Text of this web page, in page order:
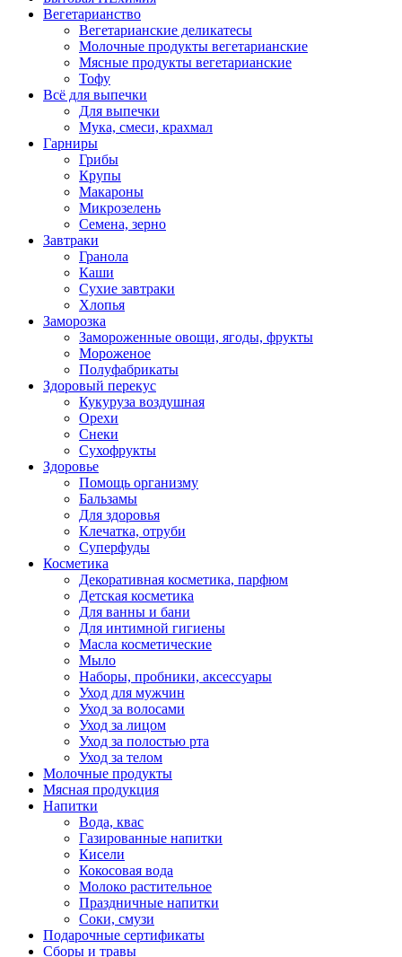
Вегетарианство
Вегетарианские деликатесы
Молочные продукты вегетарианские
Мясные продукты вегетарианские
Тофу
Всё для выпечки
Для выпечки
Мука, смеси, крахмал
Гарниры
Грибы
Крупы
Макароны
Микрозелень
Семена, зерно
Завтраки
Гранола
Каши
Сухие завтраки
Хлопья
Заморозка
Замороженные овощи, ягоды, фрукты
Мороженое
Полуфабрикаты
Здоровый перекус
Кукуруза воздушная
Орехи
Снеки
Сухофрукты
Здоровье
Помощь организму
Бальзамы
Для здоровья
Клечатка, отруби
Суперфуды
Косметика
Декоративная косметика, парфюм
Детская косметика
Для ванны и бани
Для интимной гигиены
Масла косметические
Мыло
Наборы, пробники, аксессуары
Уход для мужчин
Уход за волосами
Уход за лицом
Уход за полостью рта
Уход за телом
Молочные продукты
Мясная продукция
Напитки
Вода, квас
Газированные напитки
Кисели
Кокосовая вода
Молоко растительное
Праздничные напитки
Соки, смузи
Подарочные сертификаты
Сборы и травы